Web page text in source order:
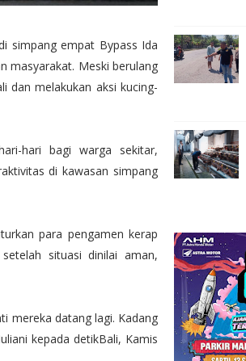
simpang empat Bypass Ida
masyarakat. Meski berulang
dan melakukan aksi kucing-
hari bagi warga sekitar,
di kawasan simpang
para pengamen kerap
situasi dinilai aman,
mereka datang lagi. Kadang
kepada detikBali, Kamis